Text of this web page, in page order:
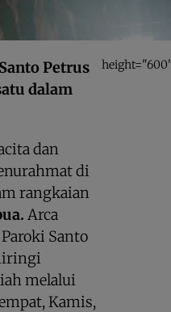
Petrus
dalam
dan
di
rangkaian
Arca
Santo
melalui
Kamis,